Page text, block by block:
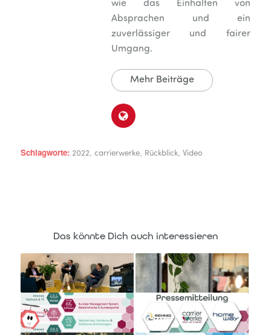
wie das Einhalten von
Absprachen und ein
zuverlässiger und fairer
Umgang.
Mehr Beiträge
Schlagworte: 2022, carrierwerke, Rückblick, Video
Das könnte Dich auch interessieren